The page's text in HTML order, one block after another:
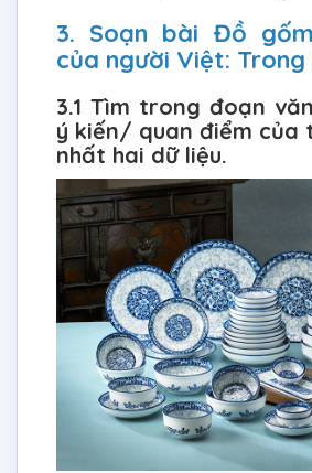
3. Soạn bài Đồ
của người Việt:
3.1 Tìm trong đoạn
ý kiến/ quan điểm của
nhất hai dữ liệu.